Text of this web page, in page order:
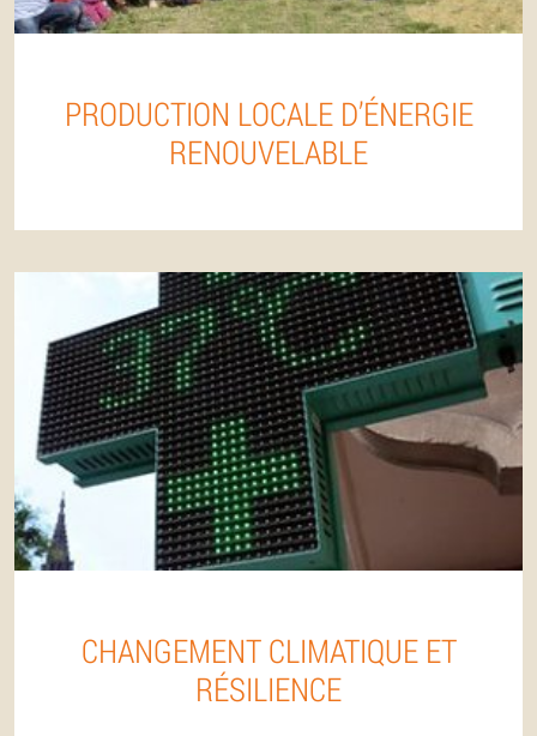
PRODUCTION LOCALE D’ÉNERGIE
RENOUVELABLE
CHANGEMENT CLIMATIQUE ET
RÉSILIENCE